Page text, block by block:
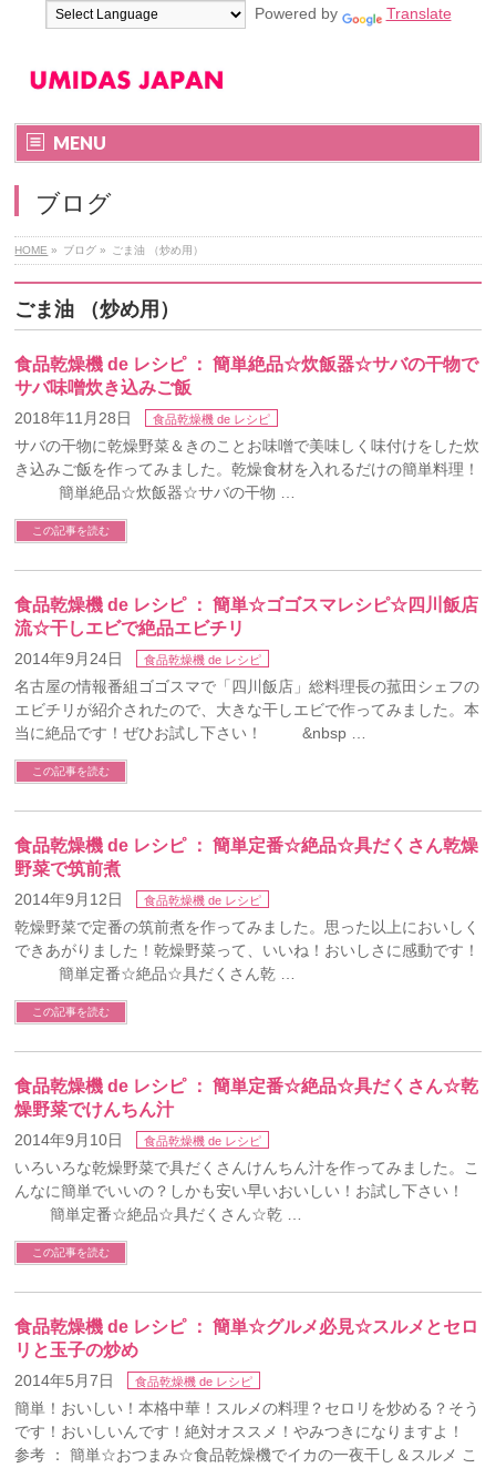
Powered by Translate
MENU
ブログ
HOME » ブログ » ごま油 （炒め用）
ごま油 （炒め用）
食品乾燥機 de レシピ ： 簡単絶品☆炊飯器☆サバの干物で
サバ味噌炊き込みご飯
2018年11月28日 食品乾燥機 de レシピ
サバの干物に乾燥野菜＆きのことお味噌で美味しく味付けをした炊
き込みご飯を作ってみました。乾燥食材を入れるだけの簡単料理！
簡単絶品☆炊飯器☆サバの干物 …
この記事を読む
食品乾燥機 de レシピ ： 簡単☆ゴゴスマレシピ☆四川飯店
流☆干しエビで絶品エビチリ
2014年9月24日 食品乾燥機 de レシピ
名古屋の情報番組ゴゴスマで「四川飯店」総料理長の菰田シェフの
エビチリが紹介されたので、大きな干しエビで作ってみました。本
当に絶品です！ぜひお試し下さい！ &nbsp …
この記事を読む
食品乾燥機 de レシピ ： 簡単定番☆絶品☆具だくさん乾燥
野菜で筑前煮
2014年9月12日 食品乾燥機 de レシピ
乾燥野菜で定番の筑前煮を作ってみました。思った以上においしく
できあがりました！乾燥野菜って、いいね！おいしさに感動です！
簡単定番☆絶品☆具だくさん乾 …
この記事を読む
食品乾燥機 de レシピ ： 簡単定番☆絶品☆具だくさん☆乾
燥野菜でけんちん汁
2014年9月10日 食品乾燥機 de レシピ
いろいろな乾燥野菜で具だくさんけんちん汁を作ってみました。こ
んなに簡単でいいの？しかも安い早いおいしい！お試し下さい！
簡単定番☆絶品☆具だくさん☆乾 …
この記事を読む
食品乾燥機 de レシピ ： 簡単☆グルメ必見☆スルメとセロ
リと玉子の炒め
2014年5月7日 食品乾燥機 de レシピ
簡単！おいしい！本格中華！スルメの料理？セロリを炒める？そう
です！おいしいんです！絶対オススメ！やみつきになりますよ！
参考 ： 簡単☆おつまみ☆食品乾燥機でイカの一夜干し＆スルメ こ